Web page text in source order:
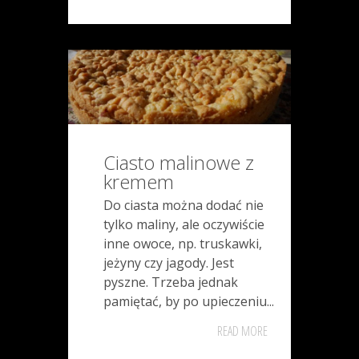
Ciasto malinowe z
kremem
Do ciasta można dodać nie
tylko maliny, ale oczywiście
inne owoce, np. truskawki,
jeżyny czy jagody. Jest
pyszne. Trzeba jednak
pamiętać, by po upieczeniu...
READ MORE